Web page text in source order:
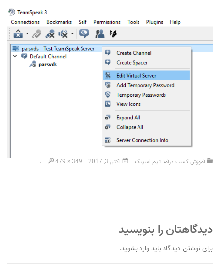
آموزش کسب درآمد تیم اسپیک اکتبر 3, 2017 479 × 349
.
دیدگاهتان را بنویسید
برای نوشتن دیدگاه بایدوارد بشوید.